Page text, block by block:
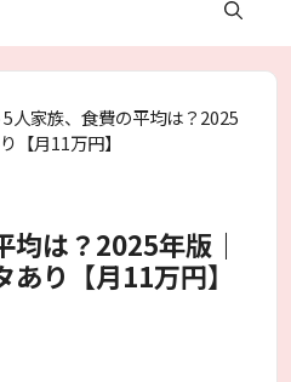
5人家族、食費の平均は？2025
【月11万円】
は？2025年版｜
り【月11万円】